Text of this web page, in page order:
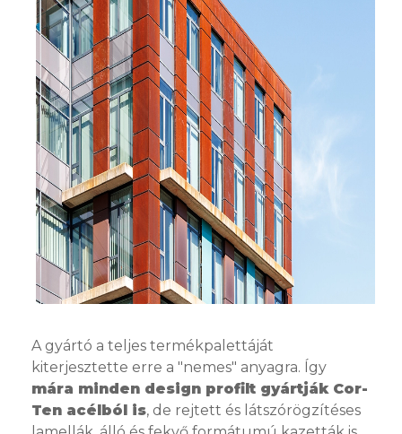
A gyártó a teljes termékpalettáját
kiterjesztette erre a "nemes" anyagra. Így
mára minden design profilt gyártják Cor-
Ten acélból is, de rejtett és látszórögzítéses